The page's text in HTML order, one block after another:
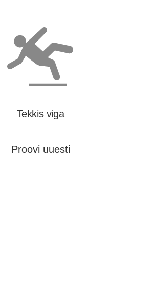
Tekkis viga
Proovi uuesti